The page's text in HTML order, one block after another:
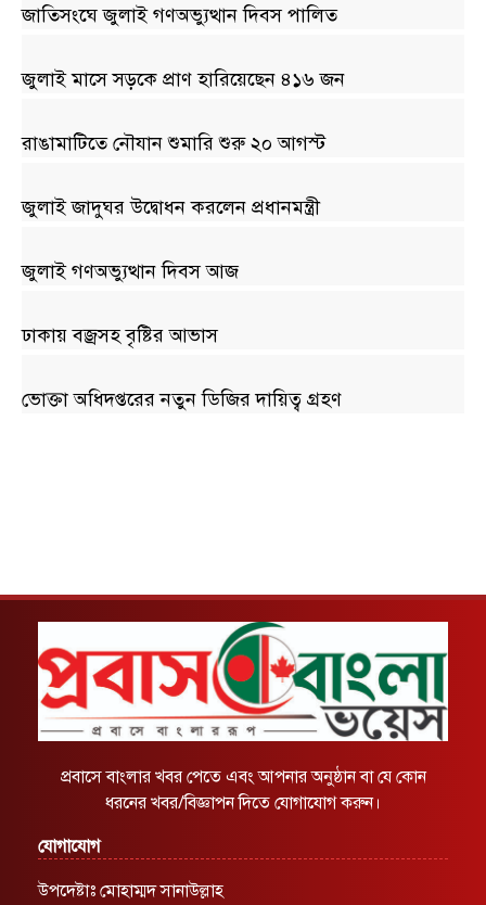
জাতিসংঘে জুলাই গণঅভ্যুত্থান দিবস পালিত
জুলাই মাসে সড়কে প্রাণ হারিয়েছেন ৪১৬ জন
রাঙামাটিতে নৌযান শুমারি শুরু ২০ আগস্ট
জুলাই জাদুঘর উদ্বোধন করলেন প্রধানমন্ত্রী
জুলাই গণঅভ্যুত্থান দিবস আজ
ঢাকায় বজ্রসহ বৃষ্টির আভাস
ভোক্তা অধিদপ্তরের নতুন ডিজির দায়িত্ব গ্রহণ
প্রবাসে বাংলার খবর পেতে এবং আপনার অনুষ্ঠান বা যে কোন
ধরনের খবর/বিজ্ঞাপন দিতে যোগাযোগ করুন।
যোগাযোগ
উপদেষ্টাঃ মোহাম্মদ সানাউল্লাহ